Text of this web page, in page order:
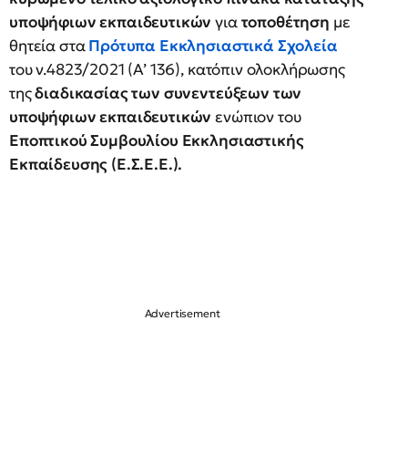
υποψήφιων εκπαιδευτικών γιατοποθέτηση με
θητεία σταΠρότυπα Εκκλησιαστικά Σχολεία
του ν.4823/2021 (Α’ 136), κατόπιν ολοκλήρωσης
τηςδιαδικασίας των συνεντεύξεων των
υποψήφιων εκπαιδευτικών ενώπιον του
Εποπτικού Συμβουλίου Εκκλησιαστικής
Εκπαίδευσης (Ε.Σ.Ε.Ε.).